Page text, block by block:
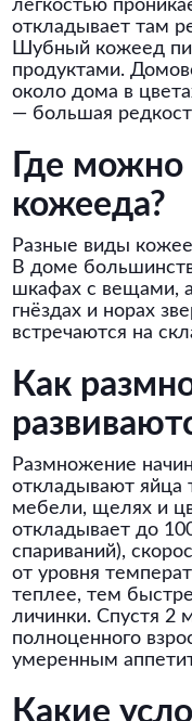
легкостью
откладывает там
Шубный кожеед
продуктами.
около дома в
— большая
Где
кожееда?
Разные виды
В доме
шкафах с вещами,
гнёздах и норах
встречаются на
Как
Размножение
откладывают яйца
мебели, щелях и
откладывает до
спариваний),
от уровня
теплее, тем
личинки. Спустя 2
полноценного
умеренным
Какие